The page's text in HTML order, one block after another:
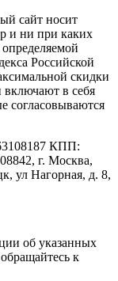
сайт носит
и ни при каких
Российской
скидки
включают в себя
согласовываются
КПП:
г. Москва,
ул Нагорная, д. 8,
об указанных
к